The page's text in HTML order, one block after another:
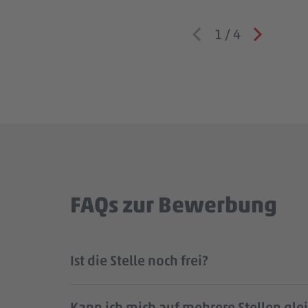
1 / 4
FAQs zur Bewerbung
Ist die Stelle noch frei?